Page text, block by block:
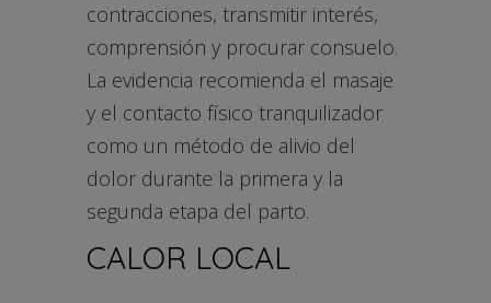
contracciones, transmitir interés,
comprensión y procurar consuelo.
La evidencia recomienda el masaje
y el contacto físico tranquilizador
como un método de alivio del
dolor durante la primera y la
segunda etapa del parto.
CALOR LOCAL